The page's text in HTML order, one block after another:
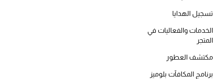
الحقائب النسائية
دليل ملتزمات الحقائب
تسجيل الهدايا
الخدمات والفعاليات في
المتجر
مكتشف العطور
برنامج المكافآت بلوميز